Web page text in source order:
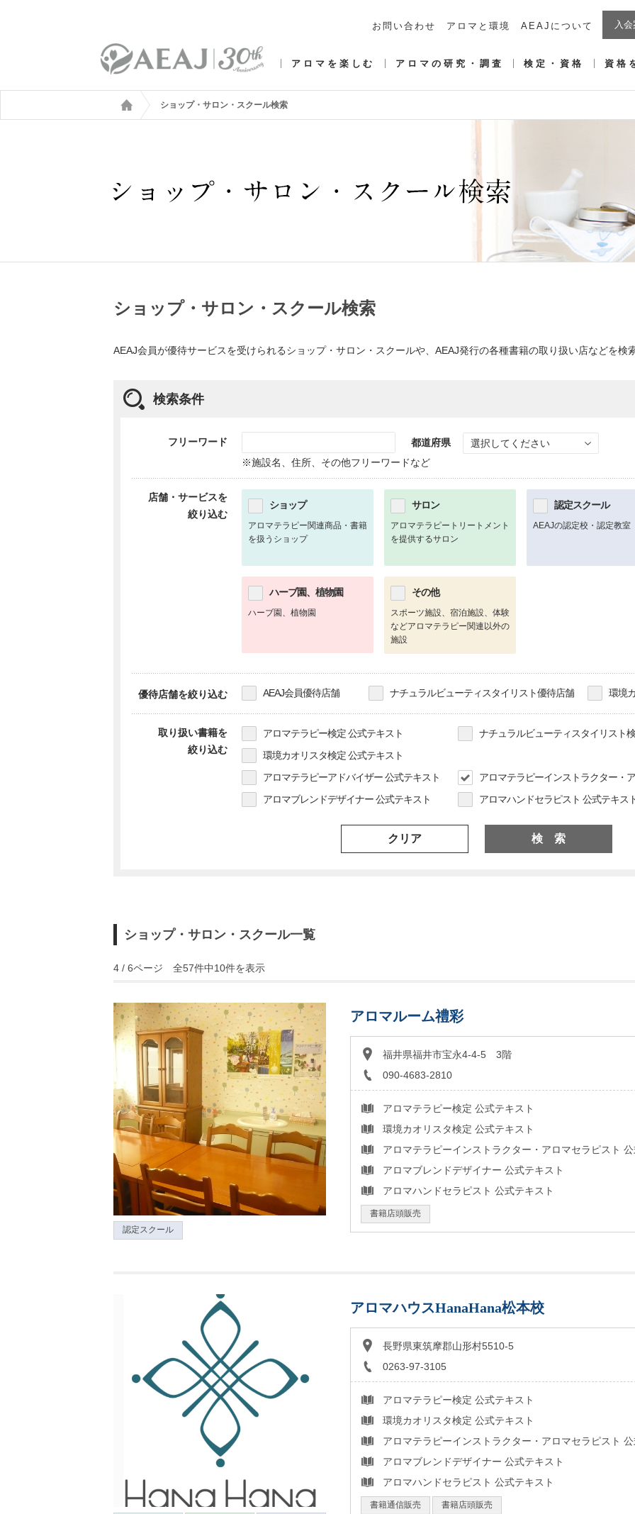
お問い合わせ アロマと環境 AEAJについて 入
アロマを楽しむ アロマの研究・調査 検定・資格 資格
ショップ・サロン・スクール検索
ショップ・サロン・スクール検索
AEAJ会員が優待サービスを受けられるショップ・サロン・スクールや、AEAJ発行の各種書籍の取り扱い店などを検
検索条件
フリーワード 都道府県
選択してください
※施設名、住所、その他フリーワードなど
店舗・サービスを
絞り込む
ショップ
アロマテラピー関連商品・書籍
を扱うショップ
サロン
アロマテラピートリートメント
を提供するサロン
認定スクール
AEAJの認定校・認定教室
ハーブ園、植物園
ハーブ園、植物園
その他
スポーツ施設、宿泊施設、体験
などアロマテラピー関連以外の
施設
優待店舗を絞り込む AEAJ会員優待店舗 ナチュラルビューティスタイリスト優待店舗 環境
取り扱い書籍を
絞り込む
アロマテラピー検定 公式テキスト
ナチュラルビューティスタイリスト
環境カオリスタ検定 公式テキスト
アロマテラピーアドバイザー 公式テキスト
アロマテラピーインストラクター・
アロマブレンドデザイナー 公式テキスト
アロマハンドセラピスト 公式テキス
クリア 検 索
ショップ・サロン・スクール一覧
4 / 6ページ 全57件中10件を表示
認定スクール
アロマルーム禮彩
福井県福井市宝永4-4-5 3階
090-4683-2810
アロマテラピー検定 公式テキスト
環境カオリスタ検定 公式テキスト
アロマテラピーインストラクター・アロマセラピスト 公
アロマブレンドデザイナー 公式テキスト
アロマハンドセラピスト 公式テキスト
書籍店頭販売
アロマハウスHanaHana松本校
長野県東筑摩郡山形村5510-5
0263-97-3105
アロマテラピー検定 公式テキスト
環境カオリスタ検定 公式テキスト
アロマテラピーインストラクター・アロマセラピスト 公
アロマブレンドデザイナー 公式テキスト
アロマハンドセラピスト 公式テキスト
書籍通信販売 書籍店頭販売